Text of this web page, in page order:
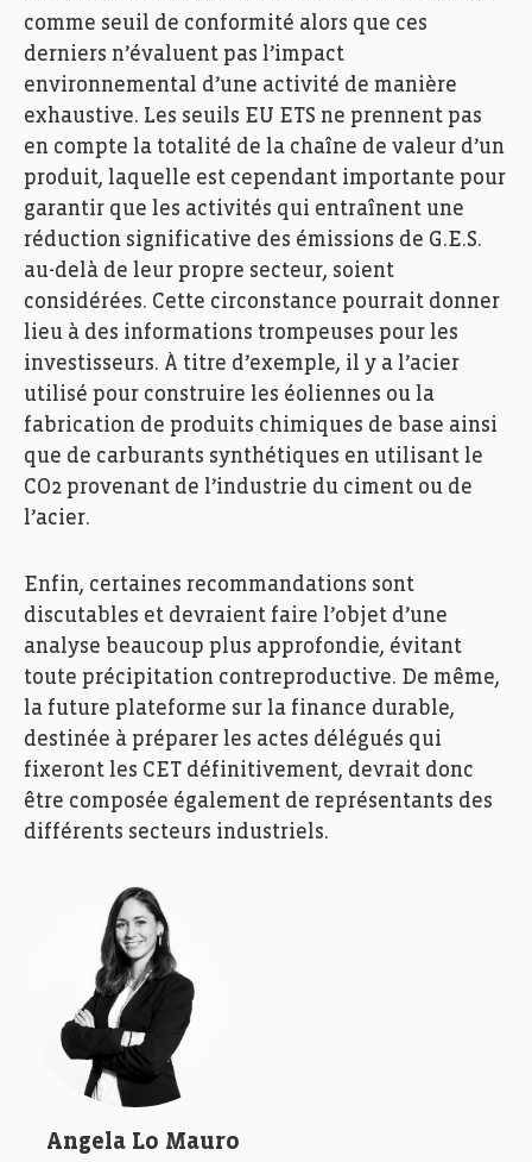
comme seuil de conformité alors que ces
derniers n’évaluent pas l’impact
environnemental d’une activité de manière
exhaustive. Les seuils EU ETS ne prennent pas
en compte la totalité de la chaîne de valeur d’un
produit, laquelle est cependant importante pour
garantir que les activités qui entraînent une
réduction significative des émissions de G.E.S.
au-delà de leur propre secteur, soient
considérées. Cette circonstance pourrait donner
lieu à des informations trompeuses pour les
investisseurs. À titre d’exemple, il y a l’acier
utilisé pour construire les éoliennes ou la
fabrication de produits chimiques de base ainsi
que de carburants synthétiques en utilisant le
CO2 provenant de l’industrie du ciment ou de
l’acier.
Enfin, certaines recommandations sont
discutables et devraient faire l’objet d’une
analyse beaucoup plus approfondie, évitant
toute précipitation contreproductive. De même,
la future plateforme sur la finance durable,
destinée à préparer les actes délégués qui
fixeront les CET définitivement, devrait donc
être composée également de représentants des
différents secteurs industriels.
Angela Lo Mauro